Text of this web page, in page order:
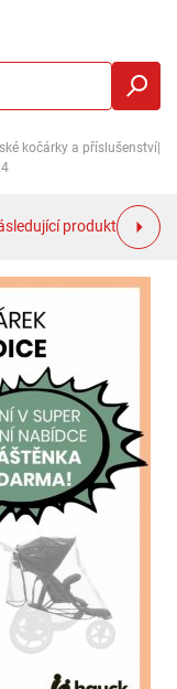
kočárky a příslušenství
produkt